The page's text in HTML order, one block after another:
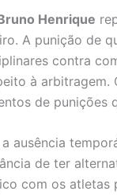
Henrique
A punição de
contra
à
de punições
a ausência
de ter
com os atletas